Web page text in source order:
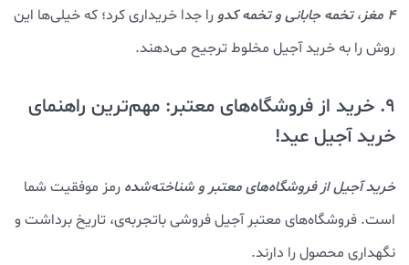
4 مغز
،تخمه جابانی و تخمه کدو را جدا خریداری کرد؛ که خیلی‌ها این
روش را به خرید آجیل مخلوط ترجیح می‌دهند.
9. خرید از فروشگاه‌های معتبر: مهم‌ترین راهنمای
خرید آجیل عید!
خرید آجیل از فروشگاه‌های معتبر و شناخته‌شده رمز موفقیت شما
است. فروشگاه‌های معتبر آجیل فروشی باتجربه‌ی، تاریخ برداشت و
نگهداری محصول را دارند.